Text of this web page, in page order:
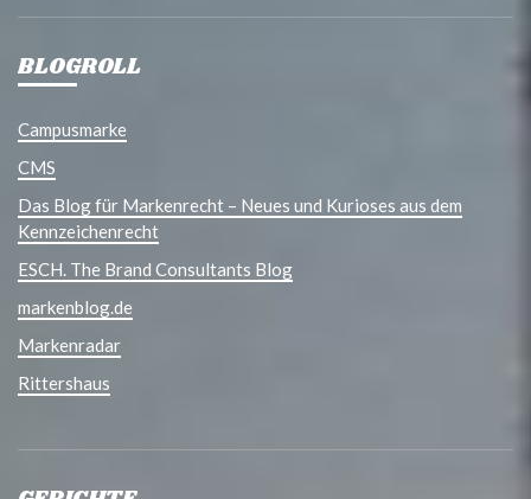
BLOGROLL
Campusmarke
CMS
Das Blog für Markenrecht – Neues und Kurioses aus dem
Kennzeichenrecht
ESCH. The Brand Consultants Blog
markenblog.de
Markenradar
Rittershaus